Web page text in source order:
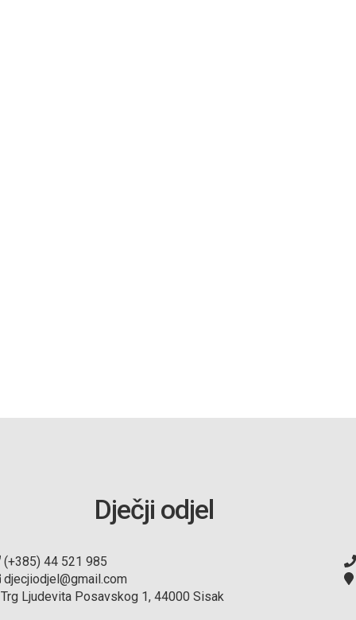
Dječji odjel
(+385) 44 521 985
djecjiodjel@gmail.com
Trg Ljudevita Posavskog 1, 44000 Sisak